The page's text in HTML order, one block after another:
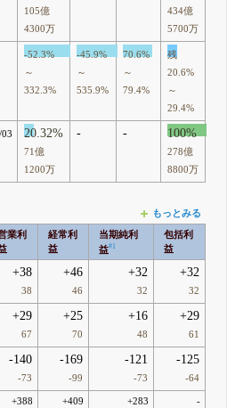
105億
4300万
434億
5700万
-52.3%
～
332.3%
-45.9%
～
535.9%
70.6%
～
79.4%
残
20.6%
～
29.4%
20.32%
71億
1200万
- - 100%
278億
8800万
もっとみる
業利
経常利
益
当期純利
益#1
包括利
益
+38
38
+46
46
+32
32
+32
32
+29
67
+25
70
+16
48
+29
61
-140
-73
-169
-99
-121
-73
-125
-64
+388 +409 +283 -